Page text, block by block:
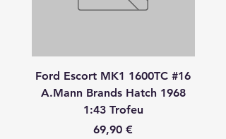
Ford Escort MK1 1600TC #16
A.Mann Brands Hatch 1968
1:43 Trofeu
Precio
69,90 €